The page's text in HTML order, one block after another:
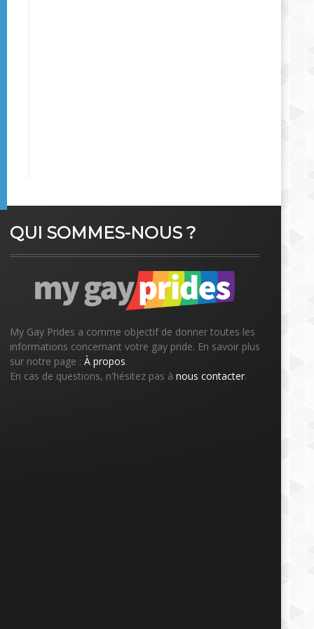
QUI SOMMES-NOUS ?
My Gay Prides a comme objectif de donner toutes les
informations concernant votre gay pride. En savoir plus
sur notre page : À propos.
En cas de questions, n'hésitez pas à nous contacter.